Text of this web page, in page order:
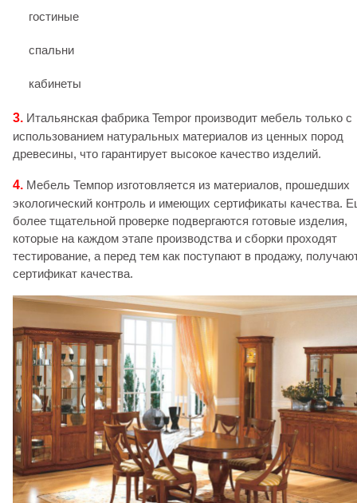
гостиные
спальни
кабинеты
3. Итальянская фабрика Tempor производит мебель только с
использованием натуральных материалов из ценных пород
древесины, что гарантирует высокое качество изделий.
4. Мебель Темпор изготовляется из материалов, прошедших
экологический контроль и имеющих сертификаты качества.
более тщательной проверке подвергаются готовые изделия,
которые на каждом этапе производства и сборки проходят
тестирование, а перед тем как поступают в продажу,
сертификат качества.